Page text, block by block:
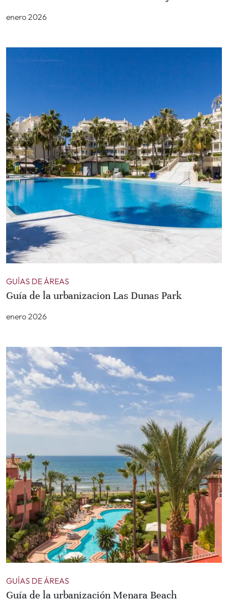
enero 2026
GUÍAS DE ÁREAS
Guía de la urbanizacion Las Dunas Park
enero 2026
GUÍAS DE ÁREAS
Guía de la urbanización Menara Beach